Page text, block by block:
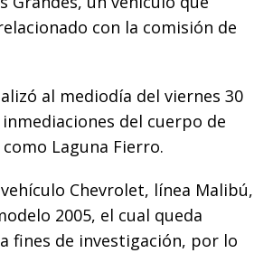
p g
r
n ti
con la comisión de
al mediodía del viernes 30
del cuerpo de
Laguna Fierro.
Chevrolet, línea Malibú,
2005, el cual queda
fines de investigación, por lo